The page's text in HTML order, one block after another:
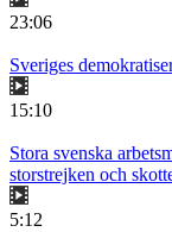
23:06
Sveriges
15:10
Stora svenska
storstrejken och
5:12